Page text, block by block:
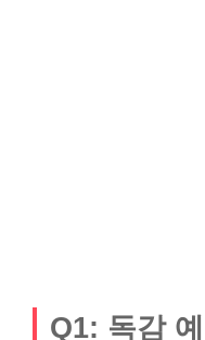
Q1: 독감